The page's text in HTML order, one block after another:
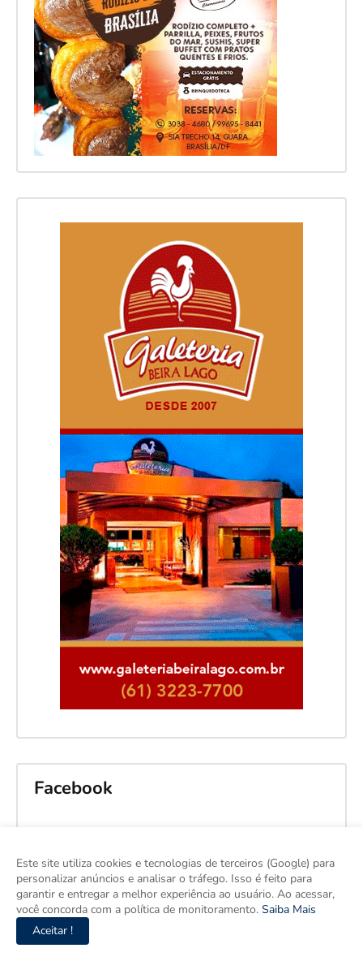
Facebook
Este site utiliza cookies e tecnologias de terceiros (Google) para
personalizar anúncios e analisar o tráfego. Isso é feito para
garantir e entregar a melhor experiência ao usuário. Ao acessar,
você concorda com a política de monitoramento. Saiba Mais
Aceitar !